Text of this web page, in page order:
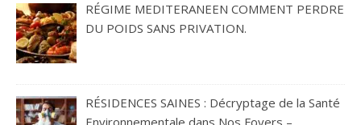
RÉGIME MEDITERANEEN COMMENT PERDRE
DU POIDS SANS PRIVATION.
RÉSIDENCES SAINES : Décryptage de la Santé
Environnementale dans Nos Foyers –